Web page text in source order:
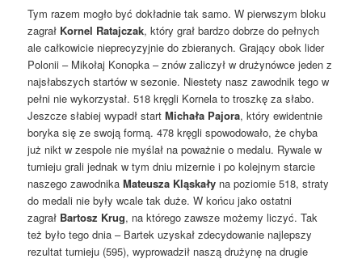
Tym razem mogło być dokładnie tak samo. W pierwszym bloku
zagrał Kornel Ratajczak, który grał bardzo dobrze do pełnych
ale całkowicie nieprecyzyjnie do zbieranych. Grający obok lider
Polonii – Mikołaj Konopka – znów zaliczył w drużynówce jeden z
najsłabszych startów w sezonie. Niestety nasz zawodnik tego w
pełni nie wykorzystał. 518 kręgli Kornela to troszkę za słabo.
Jeszcze słabiej wypadł startMichała Pajora, który ewidentnie
boryka się ze swoją formą. 478 kręgli spowodowało, że chyba
już nikt w zespole nie myślał na poważnie o medalu. Rywale w
turnieju grali jednak w tym dniu mizernie i po kolejnym starcie
naszego zawodnikaMateusza Kląskały na poziomie 518, straty
do medali nie były wcale tak duże. W końcu jako ostatni
zagrał Bartosz Krug, na którego zawsze możemy liczyć. Tak
też było tego dnia – Bartek uzyskał zdecydowanie najlepszy
rezultat turnieju (595), wyprowadził naszą drużynę na drugie